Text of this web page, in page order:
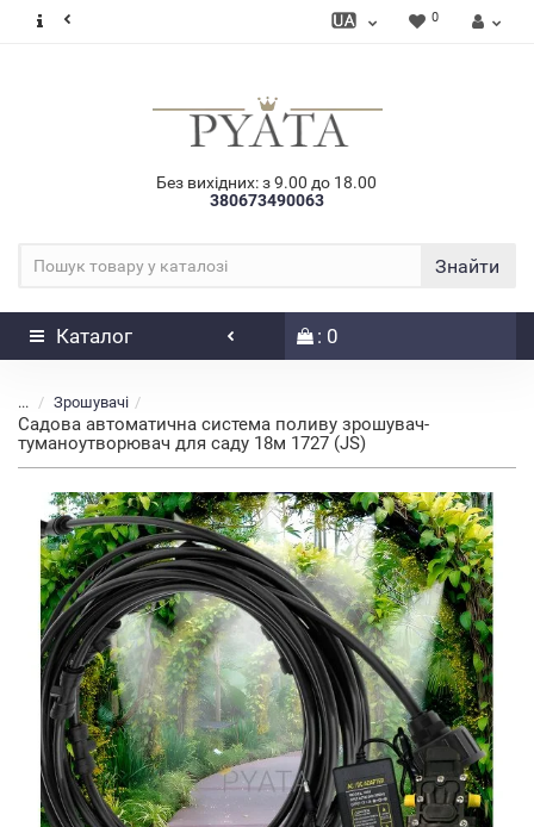
0
Без вихідних: з 9.00 до 18.00
380673490063
Знайти
Каталог : 0
... Зрошувачі
Садова автоматична система поливу зрошувач-
туманоутворювач для саду 18м 1727 (JS)